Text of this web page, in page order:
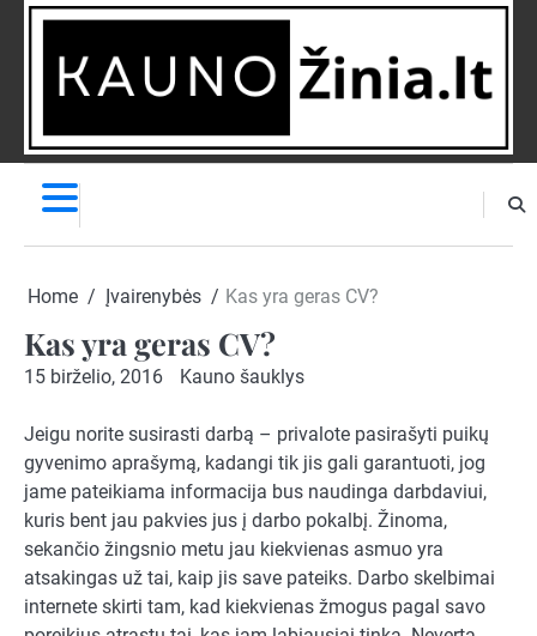
Skip
NAUJIENĄ
Home Įvairenybės Kas yra geras CV?
Kas yra geras CV?
15 birželio, 2016 Kauno šauklys
Jeigu norite susirasti darbą – privalote pasirašyti puikų
gyvenimo aprašymą, kadangi tik jis gali garantuoti, jog
jame pateikiama informacija bus naudinga darbdaviui,
kuris bent jau pakvies jus į darbo pokalbį. Žinoma,
sekančio žingsnio metu jau kiekvienas asmuo yra
atsakingas už tai, kaip jis save pateiks. Darbo skelbimai
internete skirti tam, kad kiekvienas žmogus pagal savo